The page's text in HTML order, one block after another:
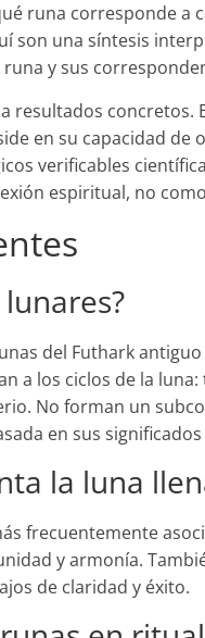
runa corresponde a
son una síntesis
y sus
resultados concretos.
en su capacidad de
verificables
espiritual, no
del Futhark
a los ciclos de la
No forman un
en sus
la luna
frecuentemente
y armonía.
de claridad y éxito.